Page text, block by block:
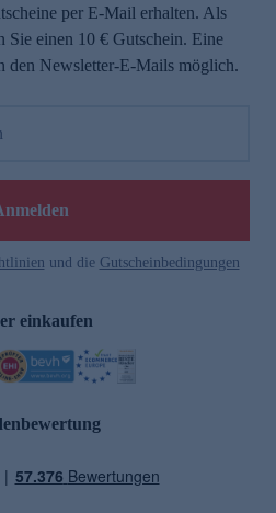
per E-Mail erhalten. Als
Sie einen 10 € Gutschein. Eine
den Newsletter-E-Mails möglich.
und die Gutscheinbedingungen
einkaufen